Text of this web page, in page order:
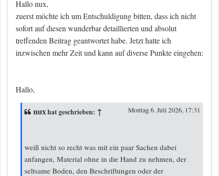
Hallo nux,
zuerst möchte ich um Entschuldigung bitten, dass ich nicht
sofort auf diesen wunderbar detaillierten und absolut
treffenden Beitrag geantwortet habe. Jetzt hatte ich
inzwischen mehr Zeit und kann auf diverse Punkte eingehen:
Hallo,
nuxhat geschrieben: ↑ Montag 6. Juli 2026, 17:31
weiß nicht so recht was mit ein paar Sachen dabei
anfangen, Material ohne in die Hand zu nehmen, der
seltsame Boden, den Beschriftungen oder der